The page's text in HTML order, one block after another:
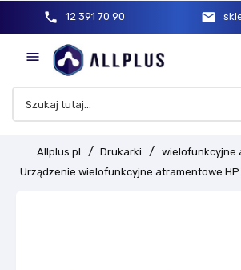
phone 12 391 70 90 mail

Allplus.pl Drukarki
wielofunkcyjne
Urządzenie wielofunkcyjne atramentowe HP